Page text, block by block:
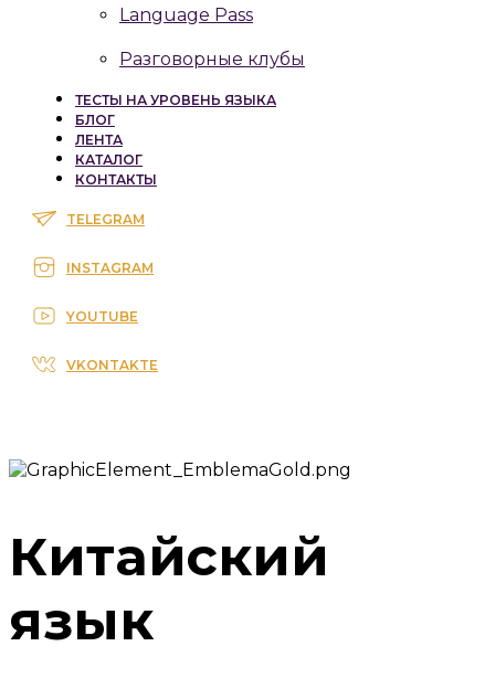
Language Pass
Разговорные клубы
ТЕСТЫ НА УРОВЕНЬ ЯЗЫКА
БЛОГ
ЛЕНТА
КАТАЛОГ
КОНТАКТЫ
TELEGRAM
INSTAGRAM
YOUTUBE
VKONTAKTE
Китайский
язык